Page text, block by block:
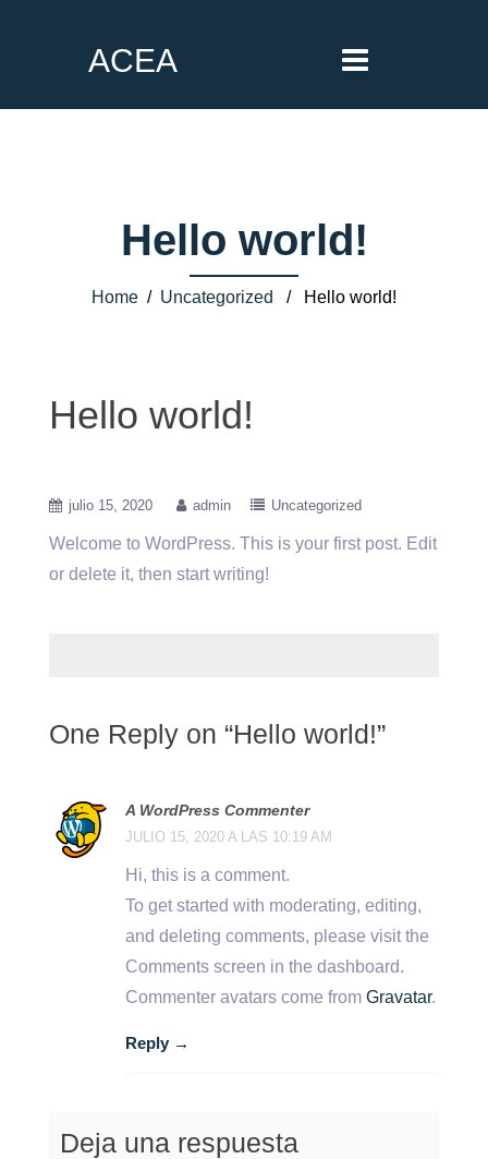
ACEA
Hello world!
Home / Uncategorized / Hello world!
Hello world!
julio 15, 2020 admin Uncategorized
Welcome to WordPress. This is your first post. Edit
or delete it, then start writing!
One Reply on “Hello world!”
A WordPress Commenter
JULIO 15, 2020 A LAS 10:19 AM
Hi, this is a comment.
To get started with moderating, editing,
and deleting comments, please visit the
Comments screen in the dashboard.
Commenter avatars come from Gravatar.
Reply →
Deja una respuesta